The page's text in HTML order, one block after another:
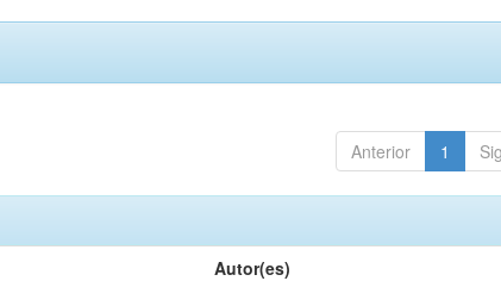
Anterior 1
Autor(es)